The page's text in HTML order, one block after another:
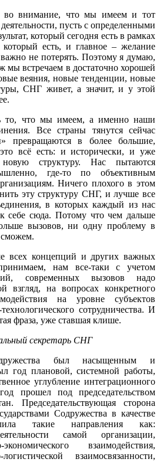
во внимание, что мы имеем и тот
пусть с определенными
который сегодня есть в рамках
есть, и главное – желание
важно не потерять. Поэтому я думаю,
мы встречаем в достаточно хорошей
веяния, новые тенденции, новые
СНГ живет, а значит, и у этой
то, что мы имеем, а именно наши
Все страны тянутся сейчас
превращаются в более большие,
всё есть: и исторически, и уже
структуру. Нас пытаются
где-то по объективным
Ничего плохого в этом
эту структуру СНГ, и лучше все
в которых каждый из нас
к себе сюда. Потому что чем дальше
вызовов, ни одну проблему в
всех концепций и других важных
нам все-таки с учетом
современных вызовов надо
взгляд, на вопросах конкретного
на уровне субъектов
сотрудничества. И
фраза, уже ставшая клише.
секретарь СНГ
был насыщенным и
год плановой, системной работы,
углубление интеграционного
прошел под председательством
Председательствующая сторона
Содружества в качестве
такие направления как:
самой организации,
взаимодействия,
взаимосвязанности,